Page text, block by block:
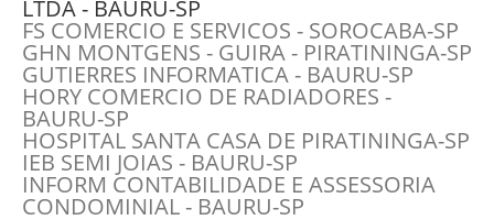
LTDA - BAURU-SP
FS COMERCIO E SERVICOS - SOROCABA-SP
GHN MONTGENS - GUIRA - PIRATININGA-SP
GUTIERRES INFORMATICA - BAURU-SP
HORY COMERCIO DE RADIADORES -
BAURU-SP
HOSPITAL SANTA CASA DE PIRATININGA-SP
IEB SEMI JOIAS - BAURU-SP
INFORM CONTABILIDADE E ASSESSORIA
CONDOMINIAL - BAURU-SP